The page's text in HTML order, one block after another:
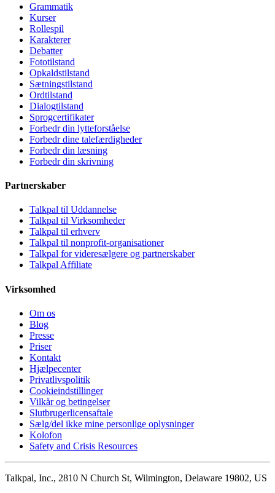
Grammatik
Kurser
Rollespil
Karakterer
Debatter
Fototilstand
Opkaldstilstand
Sætningstilstand
Ordtilstand
Dialogtilstand
Sprogcertifikater
Forbedr din lytteforståelse
Forbedr dine talefærdigheder
Forbedr din læsning
Forbedr din skrivning
Partnerskaber
Talkpal til Uddannelse
Talkpal til Virksomheder
Talkpal til erhverv
Talkpal til nonprofit-organisationer
Talkpal for videresælgere og partnerskaber
Talkpal Affiliate
Virksomhed
Om os
Blog
Presse
Priser
Kontakt
Hjælpecenter
Privatlivspolitik
Cookieindstillinger
Vilkår og betingelser
Slutbrugerlicensaftale
Sælg/del ikke mine personlige oplysninger
Kolofon
Safety and Crisis Resources
Talkpal, Inc., 2810 N Church St, Wilmington, Delaware 19802, US